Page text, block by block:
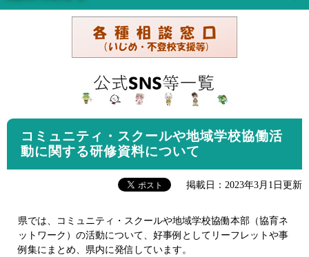
コミュニティ・スクールや地域学校協働活
動に関する研修資料について
掲載日：2023年3月1日更新
県では、コミュニティ・スクールや地域学校協働本部（協育ネ
ットワーク）の活動について、好事例としてリーフレットや事
例集にまとめ、県内に発信しています。